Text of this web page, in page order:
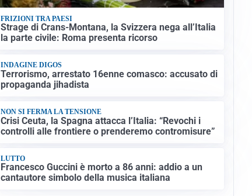
FRIZIONI TRA PAESI
Strage di Crans-Montana, la Svizzera nega all’Italia
la parte civile: Roma presenta ricorso
INDAGINE DIGOS
Terrorismo, arrestato 16enne comasco: accusato di
propaganda jihadista
NON SI FERMA LA TENSIONE
Crisi Ceuta, la Spagna attacca l’Italia: “Revochi i
controlli alle frontiere o prenderemo contromisure”
LUTTO
Francesco Guccini è morto a 86 anni: addio a un
cantautore simbolo della musica italiana